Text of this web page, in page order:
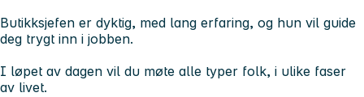
Butikksjefen er dyktig, med lang erfaring, og hun vil guide
deg trygt inn i jobben.
I løpet av dagen vil du møte alle typer folk, i ulike faser
av livet.